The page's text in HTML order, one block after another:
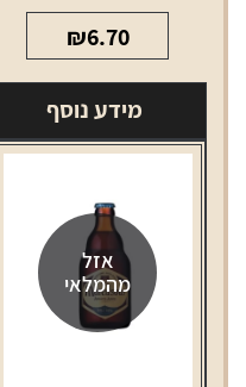
₪6.70
מידע נוסף
אזל
מהמלאי